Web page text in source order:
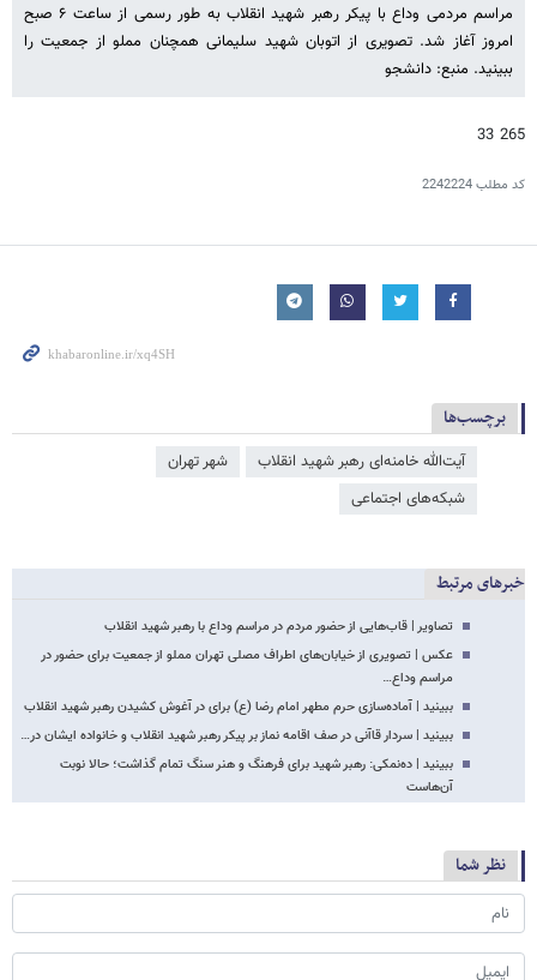
مراسم مردمی وداع با پیکر رهبر شهید انقلاب به طور رسمی از ساعت ۶ صبح
امروز آغاز شد. تصویری از اتوبان شهید سلیمانی همچنان مملو از جمعیت را
ببینید. منبع: دانشجو
265 33
کد مطلب2242224
برچسب‌ها
آیت‌الله خامنه‌ای رهبر شهید انقلاب
شهر تهران
شبکه‌‌های اجتماعی
خبرهای مرتبط
تصاویر | قاب‌هایی از حضور مردم در مراسم وداع با رهبر شهید انقلاب
عکس | تصویری از خیابان‌های اطراف مصلی تهران مملو از جمعیت برای حضور در
مراسم وداع…
ببینید | آماده‌سازی حرم مطهر امام رضا (ع) برای در آغوش کشیدن رهبر شهید انقلاب
ببینید | سردار قاآنی در صف اقامه نماز بر پیکر رهبر شهید انقلاب و خانواده ایشان در…
ببینید | ده‌نمکی: رهبر شهید برای فرهنگ و هنر سنگ تمام گذاشت؛ حالا نوبت
آن‌هاست
نظر شما